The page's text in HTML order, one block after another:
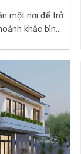
một nơi để trở
khắc bình